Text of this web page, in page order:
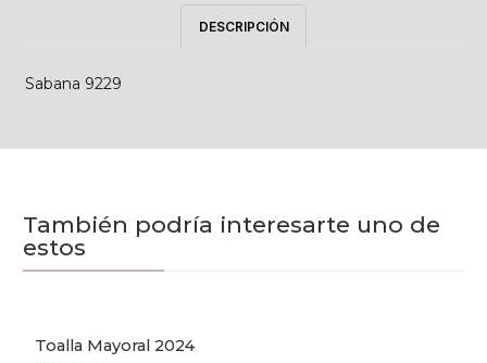
DESCRIPCIÓN
Sabana 9229
También podría interesarte uno de
estos
Agotado
Toalla Mayoral 2024